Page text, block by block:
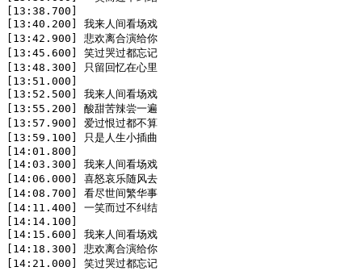
[13:38.700]
[13:40.200] 我来人间看场戏
[13:42.900] 悲欢离合演给你
[13:45.600] 笑过哭过都忘记
[13:48.300] 只留回忆在心里
[13:51.000]
[13:52.500] 我来人间看场戏
[13:55.200] 酸甜苦辣尝一遍
[13:57.900] 爱过恨过都不算
[13:59.100] 只是人生小插曲
[14:01.800]
[14:03.300] 我来人间看场戏
[14:06.000] 喜怒哀乐随风去
[14:08.700] 看尽世间繁华事
[14:11.400] 一笑而过不纠结
[14:14.100]
[14:15.600] 我来人间看场戏
[14:18.300] 悲欢离合演给你
[14:21.000] 笑过哭过都忘记